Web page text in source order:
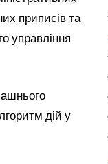
приписів та
управління
дій у